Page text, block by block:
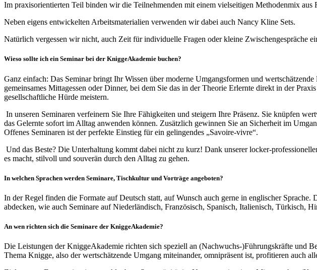
Im praxisorientierten Teil binden wir die Teilnehmenden mit einem vielseitigen Methodenmix
Neben eigens entwickelten Arbeitsmaterialien verwenden wir dabei auch Nancy Kline Sets.
Natürlich vergessen wir nicht, auch Zeit für individuelle Fragen oder kleine Zwischengespräche
Wieso sollte ich ein Seminar bei der KniggeAkademie buchen?
Ganz einfach: Das Seminar bringt Ihr Wissen über moderne Umgangsformen und
gemeinsames Mittagessen oder Dinner, bei dem Sie das in der Theorie Erlernte direkt in der
gesellschaftliche Hürde meistern.
In unseren Seminaren verfeinern Sie Ihre Fähigkeiten und steigern Ihre Präsenz. Sie knüpfen
das Gelernte sofort im Alltag anwenden können. Zusätzlich gewinnen Sie an Sicherheit im
Offenes Seminaren ist der perfekte Einstieg für ein gelingendes „Savoire-vivre“.
Und das Beste? Die Unterhaltung kommt dabei nicht zu kurz! Dank unserer locker-
es macht, stilvoll und souverän durch den Alltag zu gehen.
In welchen Sprachen werden Seminare, Tischkultur und Vorträge angeboten?
In der Regel finden die Formate auf Deutsch statt, auf Wunsch auch gerne in englischer
abdecken, wie auch Seminare auf Niederländisch, Französisch, Spanisch, Italienisch, Türkisch,
An wen richten sich die Seminare der KniggeAkademie?
Die Leistungen der KniggeAkademie richten sich speziell an (Nachwuchs-)Führungskräfte und
Thema Knigge, also der wertschätzende Umgang miteinander, omnipräsent ist, profitieren auch